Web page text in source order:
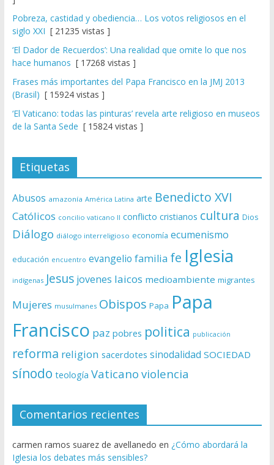
Pobreza, castidad y obediencia… Los votos religiosos en el
siglo XXI [ 21235 vistas ]
‘El Dador de Recuerdos’: Una realidad que omite lo que nos
hace humanos [ 17268 vistas ]
Frases más importantes del Papa Francisco en la JMJ 2013
(Brasil) [ 15924 vistas ]
‘El Vaticano: todas las pinturas’ revela arte religioso en museos
de la Santa Sede [ 15824 vistas ]
Etiquetas
Abusos amazonía América Latina arte Benedicto XVI
Católicos concilio vaticano II conflicto cristianos cultura Dios
Diálogo diálogo interreligioso economía ecumenismo
educación encuentro evangelio familia fe Iglesia
indígenas Jesus jovenes laicos medioambiente migrantes
Mujeres musulmanes Obispos Papa Papa
Francisco paz pobres politica publicación
reforma religion sacerdotes sinodalidad SOCIEDAD
sínodo teología Vaticano violencia
Comentarios recientes
carmen ramos suarez de avellanedo en ¿Cómo abordará la
Iglesia los debates más sensibles?